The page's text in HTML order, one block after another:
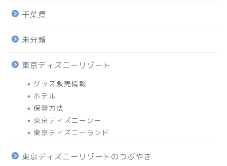
千葉県
未分類
東京ディズニーリゾート
グッズ販売情報
ホテル
保管方法
東京ディズニーシー
東京ディズニーランド
東京ディズニーリゾートのつぶやき